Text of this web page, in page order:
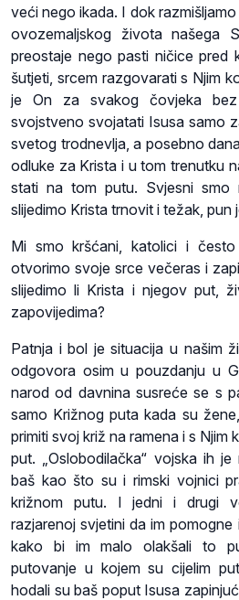
veći nego ikada. I dok
ovozemaljskog života našega
preostaje nego pasti ničice pred
šutjeti, srcem razgovarati s Njim
je On za svakog čovjeka
svojstveno svojatati Isusa samo
svetog trodnevlja, a posebno
odluke za Krista i u tom trenutku
stati na tom putu. Svjesni
slijedimo Krista trnovit i težak, pun
Mi smo kršćani, katolici i
otvorimo svoje srce večeras i
slijedimo li Krista i njegov put,
zapovijedima?
Patnja i bol je situacija u našim
odgovora osim u pouzdanju u
narod od davnina susreće se s
samo Križnog puta kada su
primiti svoj križ na ramena i s Njim
put. „Oslobodilačka“ vojska ih
baš kao što su i rimski vojnici
križnom putu. I jedni i drugi
razjarenoj svjetini da im
kako bi im malo olakšali to
putovanje u kojem su cijelim
hodali su baš poput Isusa